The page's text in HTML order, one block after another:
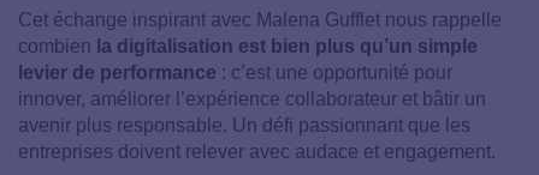
Cet échange inspirant avec Malena Gufflet nous rappelle
combien la digitalisation est bien plus qu’un simple
levier de performance : c’est une opportunité pour
innover, améliorer l’expérience collaborateur et bâtir un
avenir plus responsable. Un défi passionnant que les
entreprises doivent relever avec audace et engagement.